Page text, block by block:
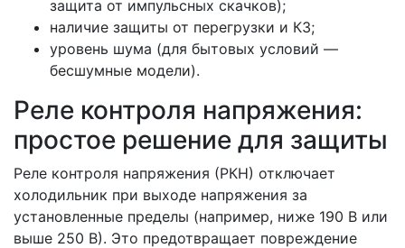
защита от импульсных скачков);
наличие защиты от перегрузки и КЗ;
уровень шума (для бытовых условий —
бесшумные модели).
Реле контроля напряжения:
простое решение для защиты
Реле контроля напряжения (РКН) отключает
холодильник при выходе напряжения за
установленные пределы (например, ниже 190 В или
выше 250 В). Это предотвращает повреждение